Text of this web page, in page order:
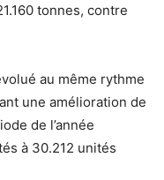
tonnes, contre
au même rythme
une amélioration de
de l’année
à 30.212 unités